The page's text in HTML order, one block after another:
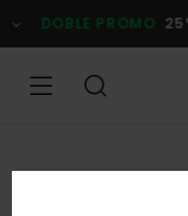
la
DOBLE PROMO